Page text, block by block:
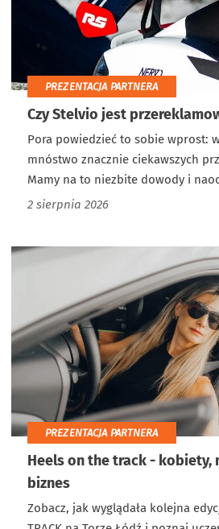
PREZENTACJA PARTNERA
Czy Stelvio jest
Pora powiedzieć to sobie wprost:
mnóstwo znacznie ciekawszych
Mamy na to niezbite dowody i
2 sierpnia 2026
PREZENTACJA PARTNERA
Heels on the track - kobiety,
biznes
Zobacz, jak wyglądała kolejna